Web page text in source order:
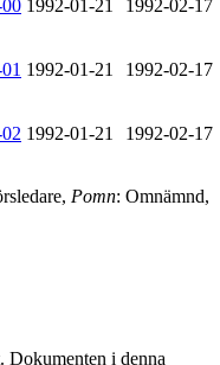
1992-01-21 1992-02-17
1992-01-21 1992-02-17
1992-01-21 1992-02-17
Pomn: Omnämnd,
Dokumenten i denna